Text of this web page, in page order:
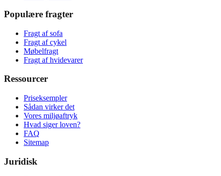
Populære fragter
Fragt af sofa
Fragt af cykel
Møbelfragt
Fragt af hvidevarer
Ressourcer
Priseksempler
Sådan virker det
Vores miljøaftryk
Hvad siger loven?
FAQ
Sitemap
Juridisk